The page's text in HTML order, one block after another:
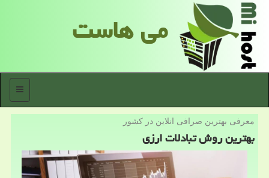
می هاست
منو
معرفی بهترین صرافی انلاین در كشور
بهترین روش تبادلات ارزی